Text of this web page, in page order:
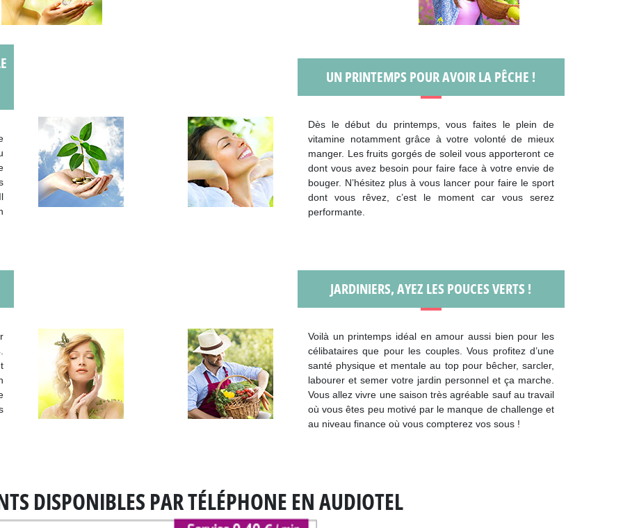
UN PRINTEMPS POUR AVOIR LA PÊCHE !
Dès le début du printemps, vous faites le plein de
vitamine notamment grâce à votre volonté de mieux
manger. Les fruits gorgés de soleil vous apporteront ce
dont vous avez besoin pour faire face à votre envie de
bouger. N’hésitez plus à vous lancer pour faire le sport
dont vous rêvez, c’est le moment car vous serez
performante.
JARDINIERS, AYEZ LES POUCES VERTS !
Voilà un printemps idéal en amour aussi bien pour les
célibataires que pour les couples. Vous profitez d’une
santé physique et mentale au top pour bêcher, sarcler,
labourer et semer votre jardin personnel et ça marche.
Vous allez vivre une saison très agréable sauf au travail
où vous êtes peu motivé par le manque de challenge et
au niveau finance où vous compterez vos sous !
DISPONIBLES PAR TÉLÉPHONE EN AUDIOTEL